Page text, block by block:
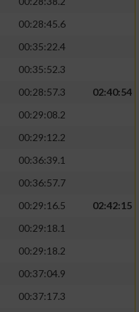
00:28:45.6
00:35:22.4
00:35:52.3
00:28:57.3
02:40:54
00:29:08.2
00:29:12.2
00:36:39.1
00:36:57.7
00:29:16.5
02:42:15
00:29:18.1
00:29:18.2
00:37:04.9
00:37:17.3